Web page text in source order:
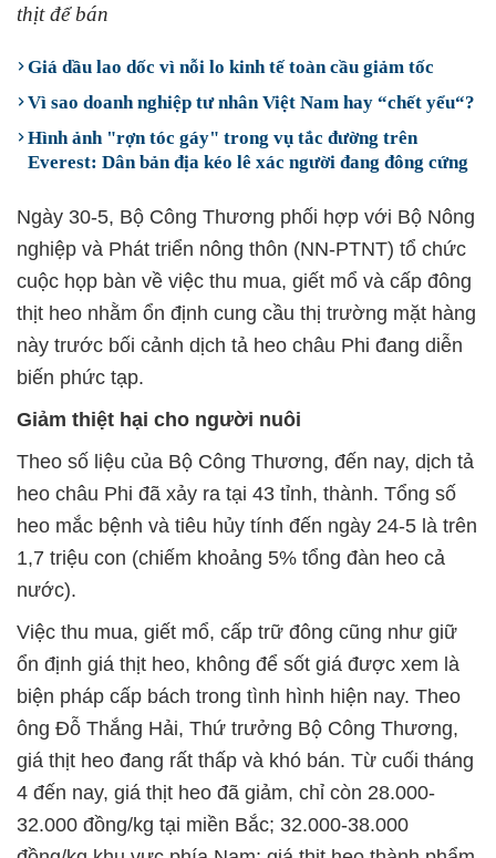
thịt để bán
Giá dầu lao dốc vì nỗi lo kinh tế toàn cầu giảm tốc
Vì sao doanh nghiệp tư nhân Việt Nam hay “chết yểu“?
Hình ảnh "rợn tóc gáy" trong vụ tắc đường trên
Everest: Dân bản địa kéo lê xác người đang đông cứng
Ngày 30-5, Bộ Công Thương phối hợp với Bộ Nông
nghiệp và Phát triển nông thôn (NN-PTNT) tổ chức
cuộc họp bàn về việc thu mua, giết mổ và cấp đông
thịt heo nhằm ổn định cung cầu thị trường mặt hàng
này trước bối cảnh dịch tả heo châu Phi đang diễn
biến phức tạp.
Giảm thiệt hại cho người nuôi
Theo số liệu của Bộ Công Thương, đến nay, dịch tả
heo châu Phi đã xảy ra tại 43 tỉnh, thành. Tổng số
heo mắc bệnh và tiêu hủy tính đến ngày 24-5 là trên
1,7 triệu con (chiếm khoảng 5% tổng đàn heo cả
nước).
Việc thu mua, giết mổ, cấp trữ đông cũng như giữ
ổn định giá thịt heo, không để sốt giá được xem là
biện pháp cấp bách trong tình hình hiện nay. Theo
ông Đỗ Thắng Hải, Thứ trưởng Bộ Công Thương,
giá thịt heo đang rất thấp và khó bán. Từ cuối tháng
4 đến nay, giá thịt heo đã giảm, chỉ còn 28.000-
32.000 đồng/kg tại miền Bắc; 32.000-38.000